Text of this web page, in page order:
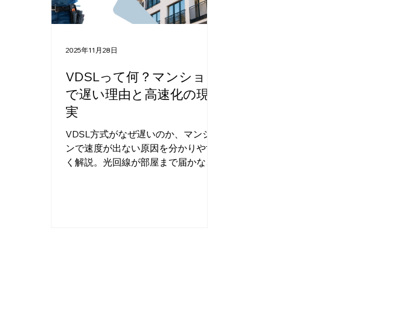
VDSLって何？マンション
で遅い理由と高速化の現
実
VDSL方式がなぜ遅いのか、マンショ
ンで速度が出ない原因を分かりやす
く解説。光回線が部屋まで届かない
2025年11月28日